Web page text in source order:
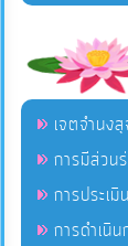
เจตจำนง
การมีส่วน
การประเ
การดำเนิ